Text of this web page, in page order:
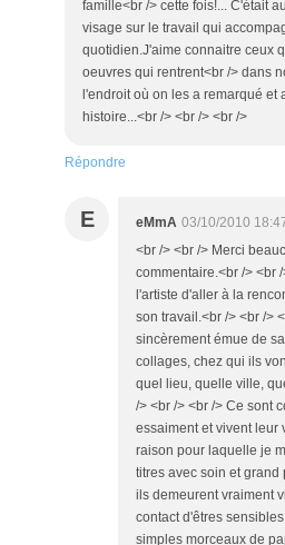
famille<br /> cette fois!... C'était
visage sur le travail qui
quotidien.J'aime connaitre ceux
oeuvres qui rentrent<br /> dans
l'endroit où on les a remarqué et
histoire...<br /> <br /> <br />
Répondre
E eMmA 03/10/2010
<br /> <br /> Merci
commentaire.<br /> <br
l'artiste d'aller à la
son travail.<br /> <br />
sincèrement émue de
collages, chez qui ils
quel lieu, quelle ville,
/> <br /> <br /> Ce sont
essaiment et vivent leur
raison pour laquelle je
titres avec soin et grand
ils demeurent vraiment
contact d'êtres
simples morceaux de